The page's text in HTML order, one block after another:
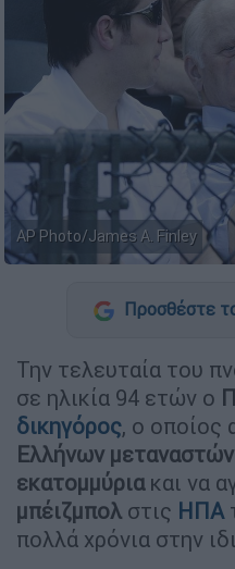
AP Photo/James A. Finley
Προσθέστε
Την τελευταία του
σε ηλικία 94 ετών ο
δικηγόρος, ο οποίος
Ελλήνων μεταναστών
εκατομμύριακαι να
μπέιζμπολ στις ΗΠΑ
πολλά χρόνια στην